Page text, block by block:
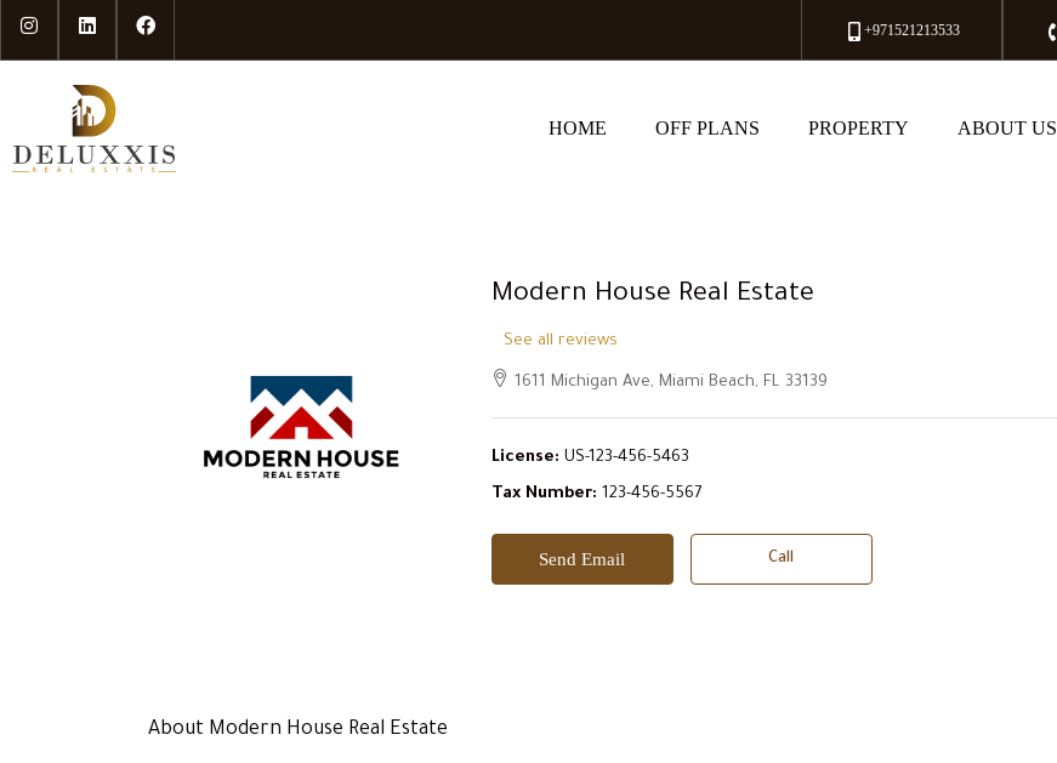
+971521213533
HOME OFF PLANS PROPERTY ABOUT US
Modern House Real Estate
See all reviews
1611 Michigan Ave, Miami Beach, FL 33139
License: US-123-456-5463
Tax Number: 123-456-5567
Send Email Call
About Modern House Real Estate